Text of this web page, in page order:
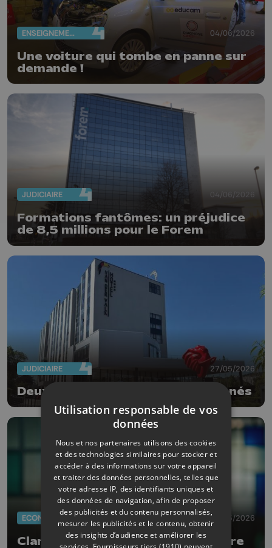
ENSEIGNEMENT 04/06/2026
Une voiture qui tombe en panne sur
demande !
JUDICIAIRE 04/06/2026
Formations fantômes: un préjudice
de 8,5 millions pour le Forem
JUDICIAIRE 27/05/2026
Deux hôtels liégeois perquisitionnés
ECONOMIE 19/05/2026
Clarisse Ramakers (Agoria) intègre
Utilisation responsable de vos
données
Nous et nos partenaires utilisons des cookies
et des technologies similaires pour stocker et
accéder à des informations sur votre appareil
et traiter des données personnelles, telles que
votre adresse IP, des identifiants uniques et
des données de navigation, afin de proposer
des publicités et du contenu personnalisés,
mesurer les publicités et le contenu, obtenir
des insights d’audience et améliorer les